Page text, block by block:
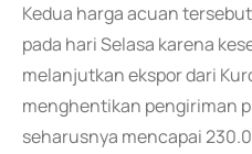
Kedua harga acuan
pada hari Selasa karena
melanjutkan ekspor dari
menghentikan pengiriman
seharusnya mencapai